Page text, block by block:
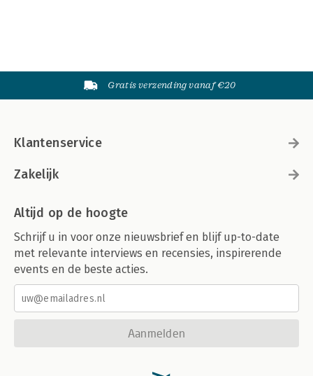
Gratis verzending vanaf €20
Klantenservice
Zakelijk
Altijd op de hoogte
Schrijf u in voor onze nieuwsbrief en blijf up-to-date
met relevante interviews en recensies, inspirerende
events en de beste acties.
Aanmelden